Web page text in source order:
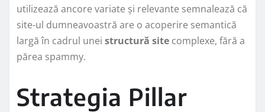
utilizează ancore variate și relevante semnalează că
site-ul dumneavoastră are o acoperire semantică
largă în cadrul unei structură site complexe, fără a
părea spammy.
Strategia Pillar